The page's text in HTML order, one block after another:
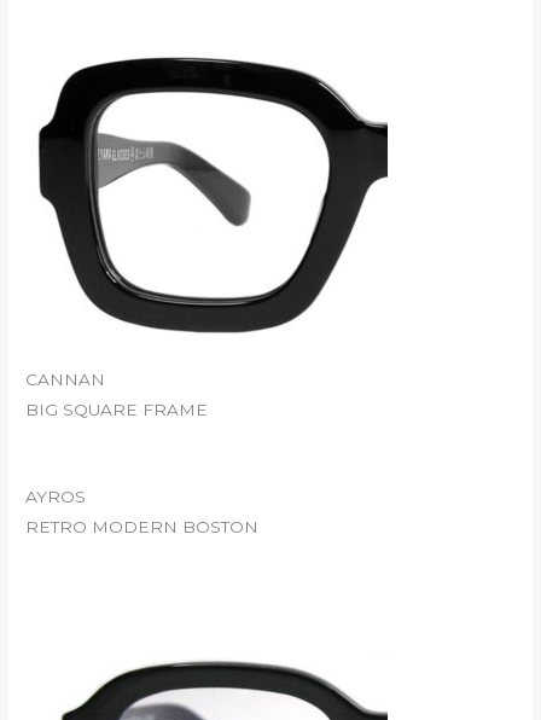
CANNAN
BIG SQUARE FRAME
AYROS
RETRO MODERN BOSTON